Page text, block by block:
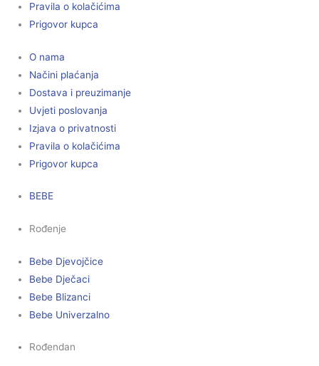
Pravila o kolačićima
Prigovor kupca
O nama
Načini plaćanja
Dostava i preuzimanje
Uvjeti poslovanja
Izjava o privatnosti
Pravila o kolačićima
Prigovor kupca
BEBE
Rođenje
Bebe Djevojčice
Bebe Dječaci
Bebe Blizanci
Bebe Univerzalno
Rođendan